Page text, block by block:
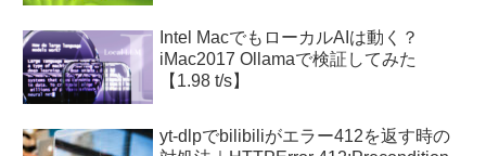
Intel MacでもローカルAIは動く？
iMac2017 Ollamaで検証してみた
【1.98 t/s】
yt-dlpでbilibiliがエラー412を返す時の